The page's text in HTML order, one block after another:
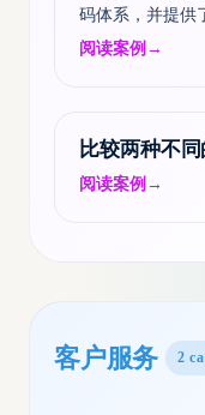
码体系，并提
阅读案例 →
比较两种不
阅读案例 →
客户服务 2